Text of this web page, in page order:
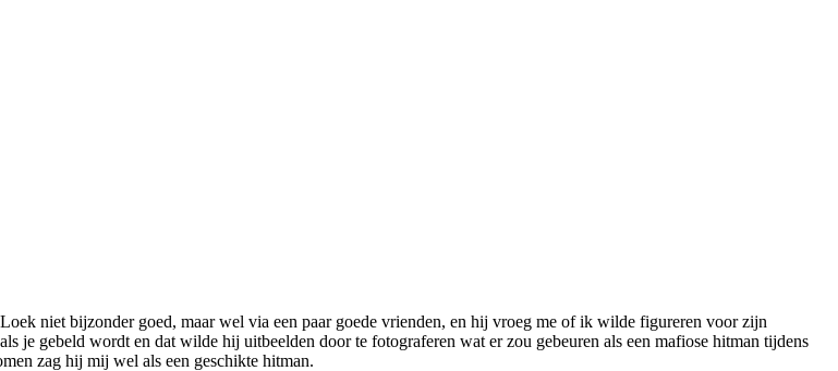
niet bijzonder goed, maar wel via een paar goede vrienden, en hij vroeg me of ik wilde figureren voor zijn
je gebeld wordt en dat wilde hij uitbeelden door te fotograferen wat er zou gebeuren als een mafiose hitman tijdens
zag hij mij wel als een geschikte hitman.